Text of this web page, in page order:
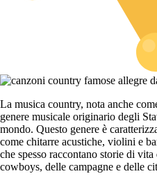
La musica country, nota anche
genere musicale originario degli
mondo. Questo genere è
come chitarre acustiche, violini e
che spesso raccontano storie di
cowboys, delle campagne e delle